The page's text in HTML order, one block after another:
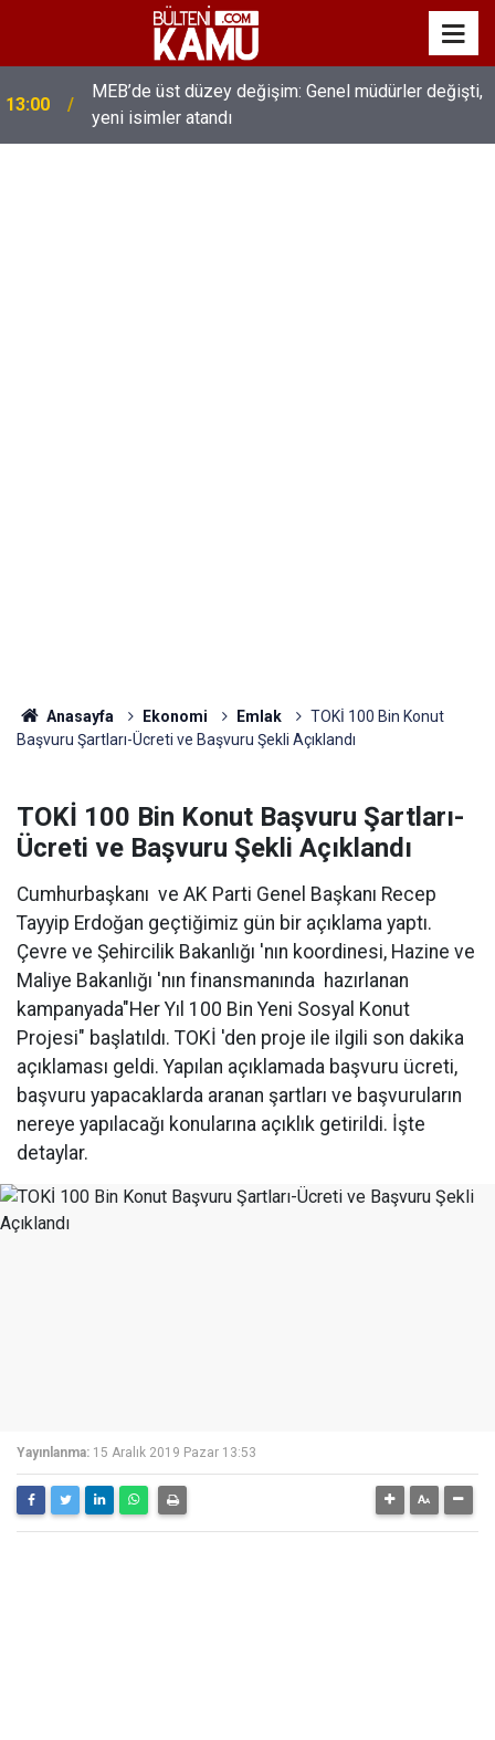
13:00
MEB’de üst düzey değişim: Genel müdürler değişti,
yeni isimler atandı
Anasayfa Ekonomi Emlak
TOKİ 100 Bin Konut
Başvuru Şartları-Ücreti ve Başvuru Şekli Açıklandı
TOKİ 100 Bin Konut Başvuru Şartları-
Ücreti ve Başvuru Şekli Açıklandı
Cumhurbaşkanı ve AK Parti Genel Başkanı Recep
Tayyip Erdoğan geçtiğimiz gün bir açıklama yaptı.
Çevre ve Şehircilik Bakanlığı 'nın koordinesi, Hazine ve
Maliye Bakanlığı 'nın finansmanında hazırlanan
kampanyada"Her Yıl 100 Bin Yeni Sosyal Konut
Projesi" başlatıldı. TOKİ 'den proje ile ilgili son dakika
açıklaması geldi. Yapılan açıklamada başvuru ücreti,
başvuru yapacaklarda aranan şartları ve başvuruların
nereye yapılacağı konularına açıklık getirildi. İşte
detaylar.
Yayınlanma: 15 Aralık 2019 Pazar 13:53